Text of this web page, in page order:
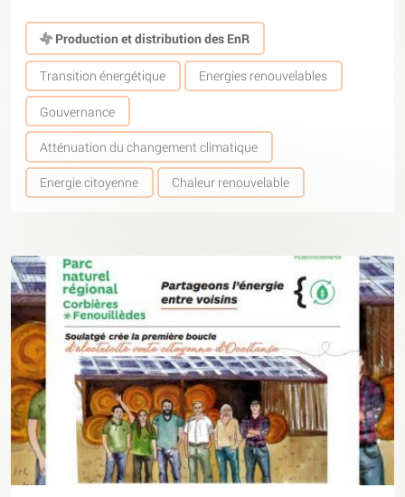
Production et distribution des EnR
Transition énergétique Energies renouvelables
Gouvernance
Atténuation du changement climatique
Energie citoyenne Chaleur renouvelable